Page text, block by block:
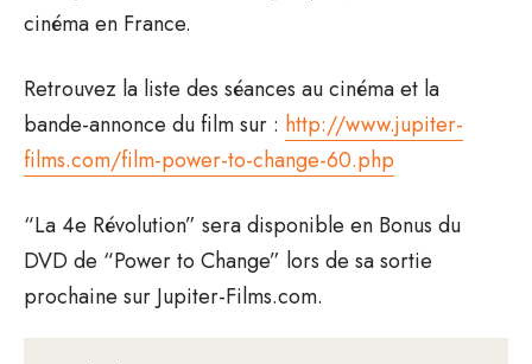
cinéma en France.
Retrouvez la liste des séances au cinéma et la
bande-annonce du film sur : http://www.jupiter-
films.com/film-power-to-change-60.php
“La 4e Révolution” sera disponible en Bonus du
DVD de “Power to Change” lors de sa sortie
prochaine sur Jupiter-Films.com.